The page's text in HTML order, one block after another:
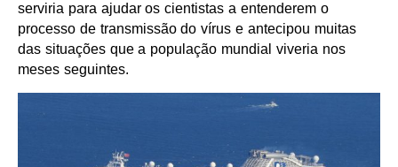
serviria para ajudar os cientistas a entenderem o
processo de transmissão do vírus e antecipou muitas
das situações que a população mundial viveria nos
meses seguintes.